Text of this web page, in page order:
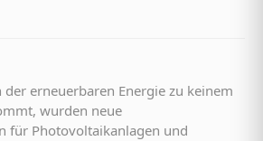
erneuerbaren Energie zu keinem
wurden neue
für Photovoltaikanlagen und